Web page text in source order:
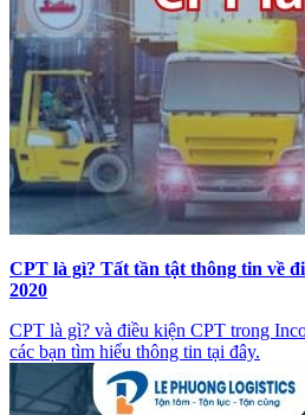
CPT là gì? Tất tần tật thông tin về
2020
CPT là gì? và điều kiện CPT trong
các bạn tìm hiểu thông tin tại đây.